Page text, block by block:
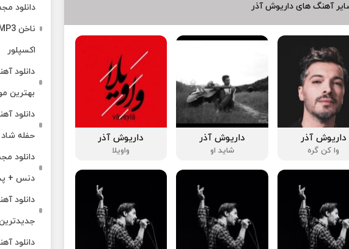
آهنگ های داریوش آذر
داریوش آذر
وا کن گره
داریوش آذر
شاید او
داریوش آذر
واویلا
دانلود
اکسپلور
دانلود
بهترین
دانلود
حفله
دانلود
دنس +
دانلود
دانلود